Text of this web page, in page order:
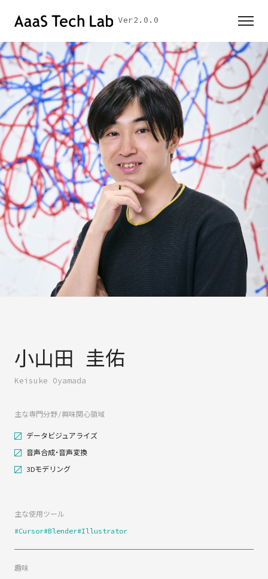
Ver2.0.0
小山田 圭佑
Keisuke Oyamada
主な専門分野/興味関心領域
データビジュアライズ
音声合成・音声変換
3Dモデリング
主な使用ツール
#Cursor#Blender#Illustrator
趣味